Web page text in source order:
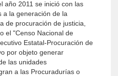
año 2011 se inició con las
a la generación de la
de procuración de justicia,
el "Censo Nacional de
Estatal-Procuración de
por objeto generar
las unidades
a las Procuradurías o